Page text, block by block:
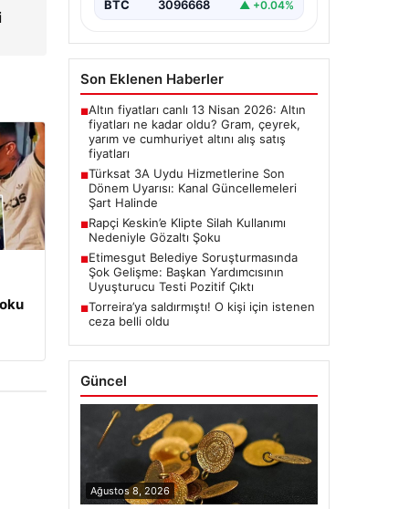
BTC 3096668 ▲ +0.04%
Son Eklenen Haberler
■Altın fiyatları canlı 13 Nisan 2026: Altın
fiyatları ne kadar oldu? Gram, çeyrek,
yarım ve cumhuriyet altını alış satış
fiyatları
■Türksat 3A Uydu Hizmetlerine Son
Dönem Uyarısı: Kanal Güncellemeleri
Şart Halinde
■Rapçi Keskin’e Klipte Silah Kullanımı
Nedeniyle Gözaltı Şoku
■Etimesgut Belediye Soruşturmasında
Şok Gelişme: Başkan Yardımcısının
Uyuşturucu Testi Pozitif Çıktı
■Torreira’ya saldırmıştı! O kişi için istenen
ceza belli oldu
Güncel
Ağustos 8, 2026